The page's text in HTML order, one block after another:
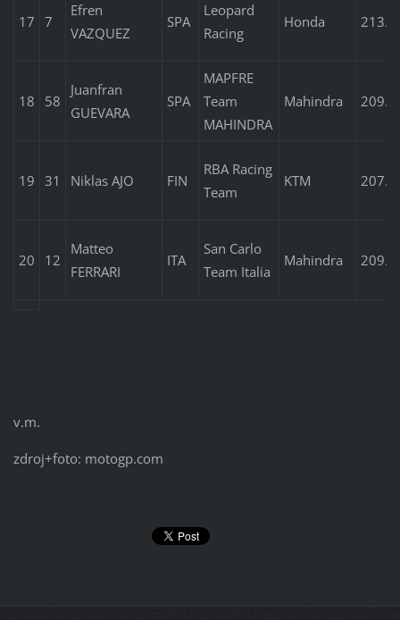
17 7
Efren
VAZQUEZ
SPA
Leopard
Racing
Honda 213.1
18 58
Juanfran
GUEVARA
SPA
MAPFRE
Team
MAHINDRA
Mahindra 209.6
19 31 Niklas AJO FIN
RBA Racing
Team
KTM 207.7
20 12
Matteo
FERRARI
ITA
San Carlo
Team Italia
Mahindra 209.1
v.m.
zdroj+foto: motogp.com